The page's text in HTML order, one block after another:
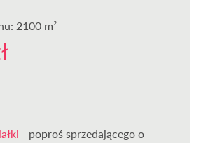
2100 m²
- poproś sprzedającego o